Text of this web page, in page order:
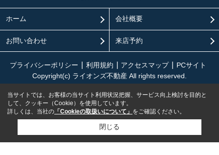
ホーム 会社概要
お問い合わせ 来店予約
プライバシーポリシー 利用規約 アクセスマップ
PCサイト
Copyright(c) ライオンズ不動産 All rights reserved.
当サイトでは、お客様の当サイト利用状況把握、サービス向上検討を目的と
して、クッキー（Cookie）を使用しています。
詳しくは、当社の 「Cookieの取扱いについて」 をご確認ください。
閉じる